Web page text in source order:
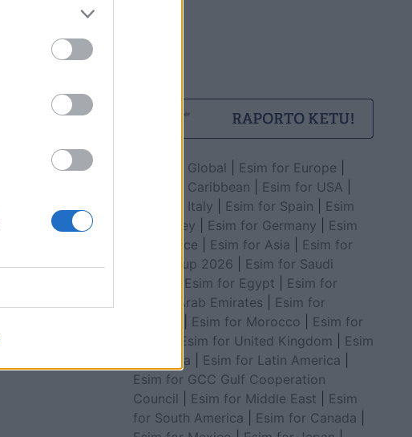
Esim for Global Esim for Europe
Esim for Caribbean
Esim for USA
Esim for Italy
Esim for Spain
Esim
for Turkey
Esim for Germany
Esim
for Greece
Esim for Asia
Esim for
World Cup 2026
Esim for Saudi
Esim for Egypt
Esim for
United Arab Emirates
Esim for
Esim for Morocco
Esim for
Esim for United Kingdom
Esim
for Africa
Esim for Latin America
Esim for GCC Gulf Cooperation
Council
Esim for Middle East
Esim
for South America
Esim for Canada